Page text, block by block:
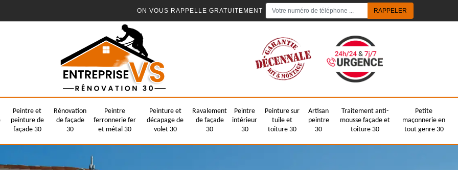
ON VOUS RAPPELLE GRATUITEMENT
Peintre et
peinture de
façade 30
Rénovation
de façade
30
Peintre
ferronnerie fer
et métal 30
Peinture et
décapage de
volet 30
Ravalement
de façade
30
Peintre
intérieur
30
Peinture sur
tuile et
toiture 30
Artisan
peintre
30
Traitement anti-
mousse façade et
toiture 30
Petite
maçonnerie en
tout genre 30